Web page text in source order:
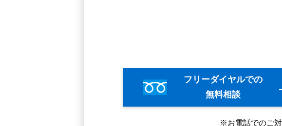
フリーダイヤルでの
無料相談
※お電話でのご対